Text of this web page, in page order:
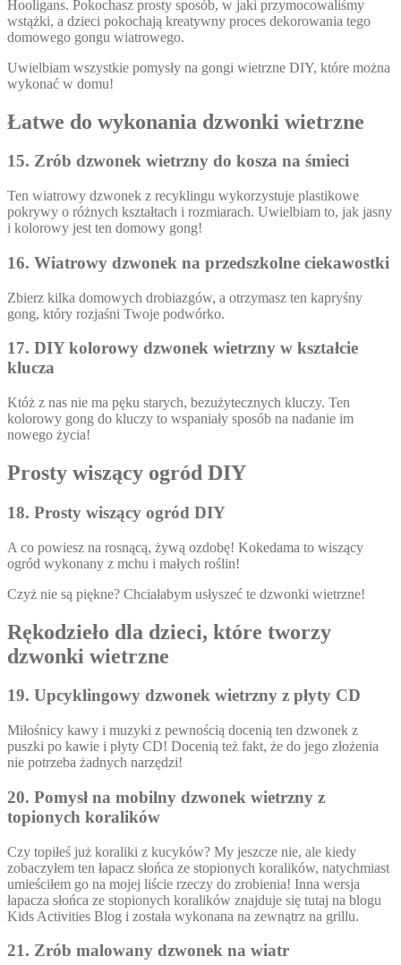
Hooligans. Pokochasz prosty sposób, w jaki przymocowaliśmy
wstążki, a dzieci pokochają kreatywny proces dekorowania tego
domowego gongu wiatrowego.
Uwielbiam wszystkie pomysły na gongi wietrzne DIY, które można
wykonać w domu!
Łatwe do wykonania dzwonki wietrzne
15. Zrób dzwonek wietrzny do kosza na śmieci
Ten wiatrowy dzwonek z recyklingu wykorzystuje plastikowe
pokrywy o różnych kształtach i rozmiarach. Uwielbiam to, jak jasny
i kolorowy jest ten domowy gong!
16. Wiatrowy dzwonek na przedszkolne ciekawostki
Zbierz kilka domowych drobiazgów, a otrzymasz ten kapryśny
gong, który rozjaśni Twoje podwórko.
17. DIY kolorowy dzwonek wietrzny w kształcie
klucza
Któż z nas nie ma pęku starych, bezużytecznych kluczy. Ten
kolorowy gong do kluczy to wspaniały sposób na nadanie im
nowego życia!
Prosty wiszący ogród DIY
18. Prosty wiszący ogród DIY
A co powiesz na rosnącą, żywą ozdobę! Kokedama to wiszący
ogród wykonany z mchu i małych roślin!
Czyż nie są piękne? Chciałabym usłyszeć te dzwonki wietrzne!
Rękodzieło dla dzieci, które tworzy
dzwonki wietrzne
19. Upcyklingowy dzwonek wietrzny z płyty CD
Miłośnicy kawy i muzyki z pewnością docenią ten dzwonek z
puszki po kawie i płyty CD! Docenią też fakt, że do jego złożenia
nie potrzeba żadnych narzędzi!
20. Pomysł na mobilny dzwonek wietrzny z
topionych koralików
Czy topiłeś już koraliki z kucyków? My jeszcze nie, ale kiedy
zobaczyłem ten łapacz słońca ze stopionych koralików, natychmiast
umieściłem go na mojej liście rzeczy do zrobienia! Inna wersja
łapacza słońca ze stopionych koralików znajduje się tutaj na blogu
Kids Activities Blog i została wykonana na zewnątrz na grillu.
21. Zrób malowany dzwonek na wiatr